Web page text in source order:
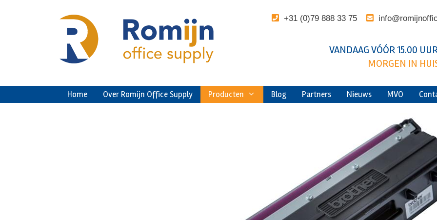
+31 (0)79 888 33 75
VANDAAG VÓÓR 15.00
MORGEN IN
Home Over Romijn Office Supply Producten Blog Partners Nieuws MVO